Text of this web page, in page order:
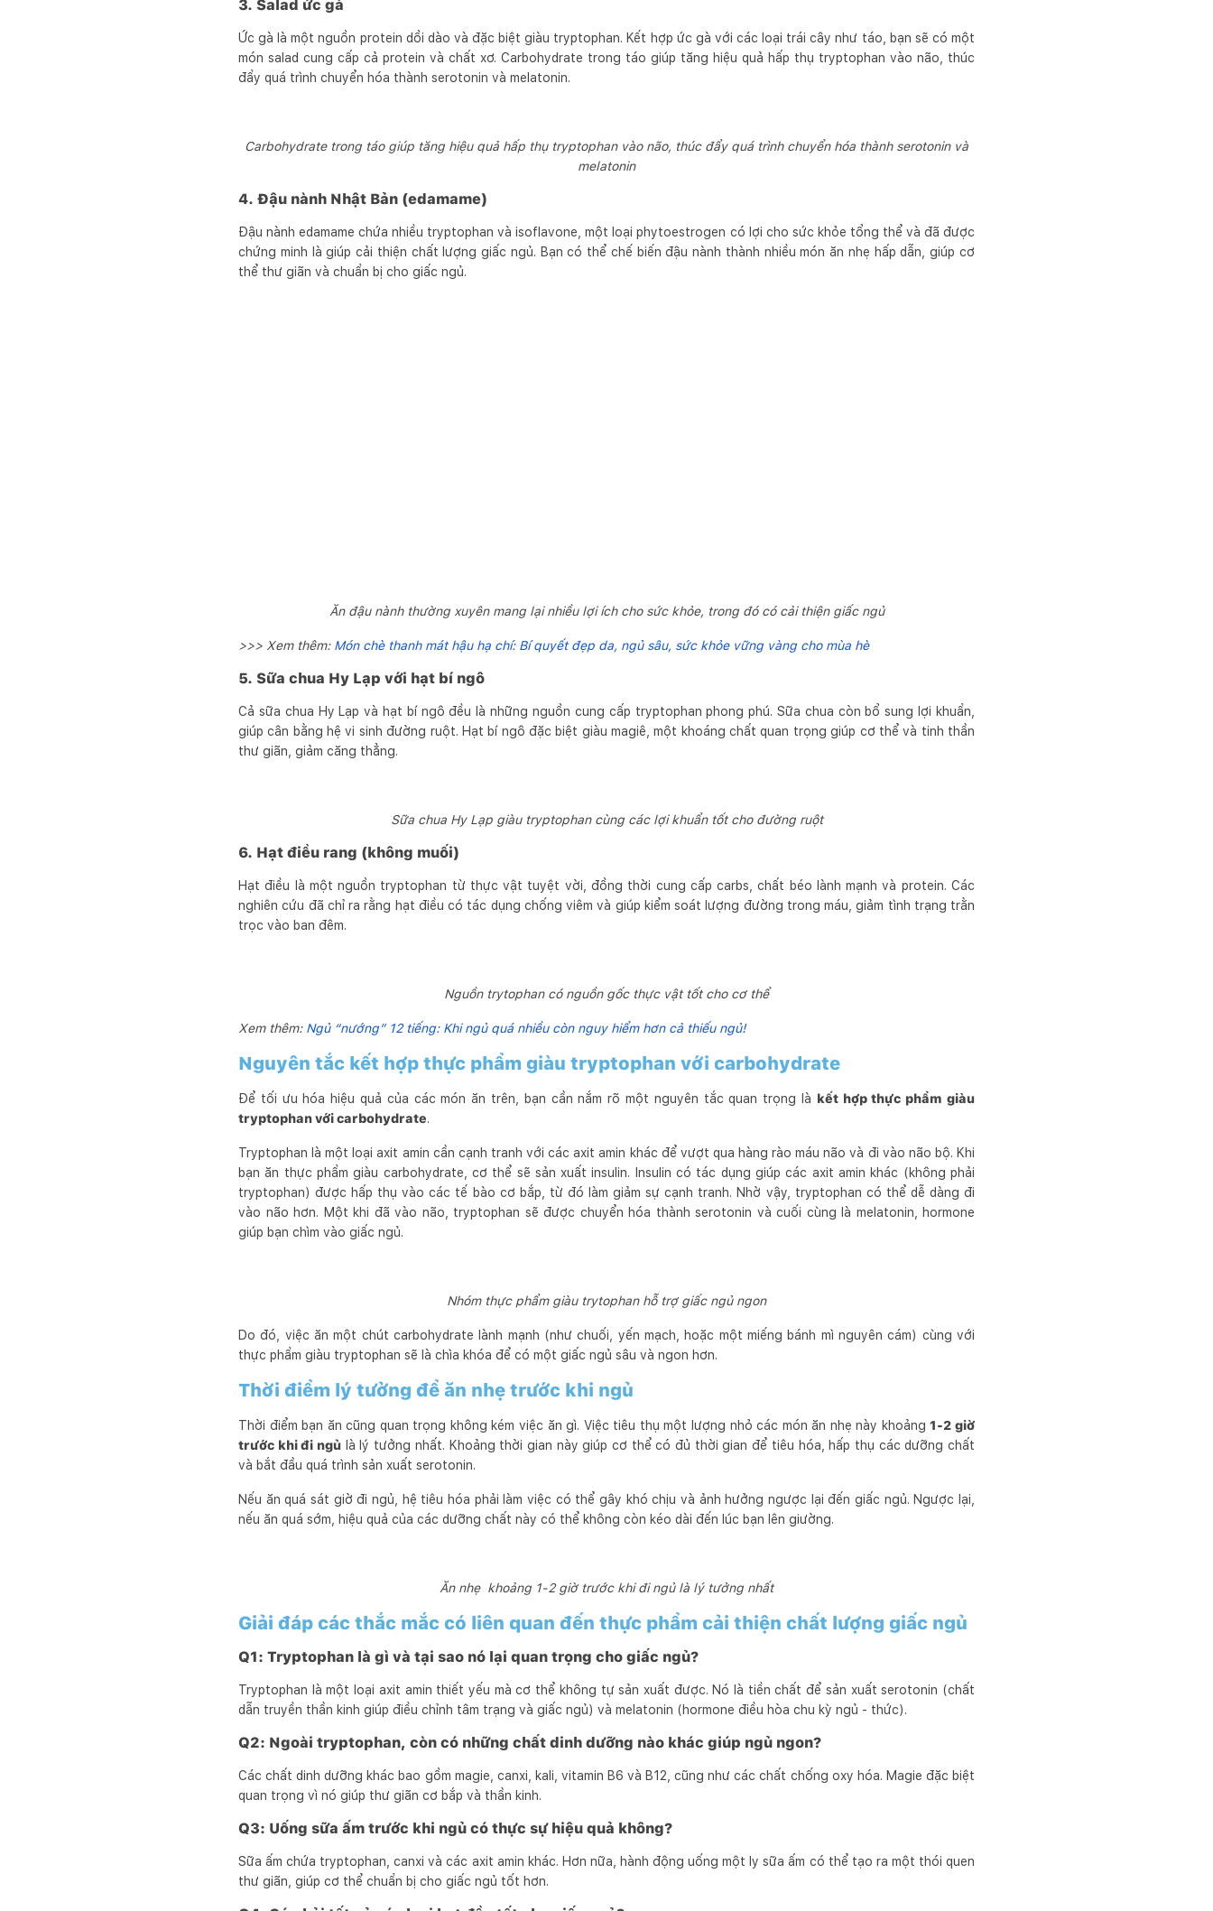
3. Salad ức gà
Ức gà là một nguồn protein dồi dào và đặc biệt giàu tryptophan. Kết hợp ức gà với các loại trái cây như táo, bạn sẽ có một
món salad cung cấp cả protein và chất xơ. Carbohydrate trong táo giúp tăng hiệu quả hấp thụ tryptophan vào não, thúc
đẩy quá trình chuyển hóa thành serotonin và melatonin.
Carbohydrate trong táo giúp tăng hiệu quả hấp thụ tryptophan vào não, thúc đẩy quá trình chuyển hóa thành serotonin và
melatonin
4. Đậu nành Nhật Bản (edamame)
Đậu nành edamame chứa nhiều tryptophan và isoflavone, một loại phytoestrogen có lợi cho sức khỏe tổng thể và đã được
chứng minh là giúp cải thiện chất lượng giấc ngủ. Bạn có thể chế biến đậu nành thành nhiều món ăn nhẹ hấp dẫn, giúp cơ
thể thư giãn và chuẩn bị cho giấc ngủ.
Ăn đậu nành thường xuyên mang lại nhiều lợi ích cho sức khỏe, trong đó có cải thiện giấc ngủ
>>> Xem thêm: Món chè thanh mát hậu hạ chí: Bí quyết đẹp da, ngủ sâu, sức khỏe vững vàng cho mùa hè
5. Sữa chua Hy Lạp với hạt bí ngô
Cả sữa chua Hy Lạp và hạt bí ngô đều là những nguồn cung cấp tryptophan phong phú. Sữa chua còn bổ sung lợi khuẩn,
giúp cân bằng hệ vi sinh đường ruột. Hạt bí ngô đặc biệt giàu magiê, một khoáng chất quan trọng giúp cơ thể và tinh thần
thư giãn, giảm căng thẳng.
Sữa chua Hy Lạp giàu tryptophan cùng các lợi khuẩn tốt cho đường ruột
6. Hạt điều rang (không muối)
Hạt điều là một nguồn tryptophan từ thực vật tuyệt vời, đồng thời cung cấp carbs, chất béo lành mạnh và protein. Các
nghiên cứu đã chỉ ra rằng hạt điều có tác dụng chống viêm và giúp kiểm soát lượng đường trong máu, giảm tình trạng trằn
trọc vào ban đêm.
Nguồn trytophan có nguồn gốc thực vật tốt cho cơ thể
Xem thêm: Ngủ “nướng” 12 tiếng: Khi ngủ quá nhiều còn nguy hiểm hơn cả thiếu ngủ!
Nguyên tắc kết hợp thực phẩm giàu tryptophan với carbohydrate
Để tối ưu hóa hiệu quả của các món ăn trên, bạn cần nắm rõ một nguyên tắc quan trọng là kết hợp thực phẩm giàu
tryptophan với carbohydrate.
Tryptophan là một loại axit amin cần cạnh tranh với các axit amin khác để vượt qua hàng rào máu não và đi vào não bộ. Khi
bạn ăn thực phẩm giàu carbohydrate, cơ thể sẽ sản xuất insulin. Insulin có tác dụng giúp các axit amin khác (không phải
tryptophan) được hấp thụ vào các tế bào cơ bắp, từ đó làm giảm sự cạnh tranh. Nhờ vậy, tryptophan có thể dễ dàng đi
vào não hơn. Một khi đã vào não, tryptophan sẽ được chuyển hóa thành serotonin và cuối cùng là melatonin, hormone
giúp bạn chìm vào giấc ngủ.
Nhóm thực phẩm giàu trytophan hỗ trợ giấc ngủ ngon
Do đó, việc ăn một chút carbohydrate lành mạnh (như chuối, yến mạch, hoặc một miếng bánh mì nguyên cám) cùng với
thực phẩm giàu tryptophan sẽ là chìa khóa để có một giấc ngủ sâu và ngon hơn.
Thời điểm lý tưởng để ăn nhẹ trước khi ngủ
Thời điểm bạn ăn cũng quan trọng không kém việc ăn gì. Việc tiêu thụ một lượng nhỏ các món ăn nhẹ này khoảng1-2 giờ
trước khi đi ngủ là lý tưởng nhất. Khoảng thời gian này giúp cơ thể có đủ thời gian để tiêu hóa, hấp thụ các dưỡng chất
và bắt đầu quá trình sản xuất serotonin.
Nếu ăn quá sát giờ đi ngủ, hệ tiêu hóa phải làm việc có thể gây khó chịu và ảnh hưởng ngược lại đến giấc ngủ. Ngược lại,
nếu ăn quá sớm, hiệu quả của các dưỡng chất này có thể không còn kéo dài đến lúc bạn lên giường.
Ăn nhẹ khoảng 1-2 giờ trước khi đi ngủ là lý tưởng nhất
Giải đáp các thắc mắc có liên quan đến thực phẩm cải thiện chất lượng giấc ngủ
Q1: Tryptophan là gì và tại sao nó lại quan trọng cho giấc ngủ?
Tryptophan là một loại axit amin thiết yếu mà cơ thể không tự sản xuất được. Nó là tiền chất để sản xuất serotonin (chất
dẫn truyền thần kinh giúp điều chỉnh tâm trạng và giấc ngủ) và melatonin (hormone điều hòa chu kỳ ngủ - thức).
Q2: Ngoài tryptophan, còn có những chất dinh dưỡng nào khác giúp ngủ ngon?
Các chất dinh dưỡng khác bao gồm magie, canxi, kali, vitamin B6 và B12, cũng như các chất chống oxy hóa. Magie đặc biệt
quan trọng vì nó giúp thư giãn cơ bắp và thần kinh.
Q3: Uống sữa ấm trước khi ngủ có thực sự hiệu quả không?
Sữa ấm chứa tryptophan, canxi và các axit amin khác. Hơn nữa, hành động uống một ly sữa ấm có thể tạo ra một thói quen
thư giãn, giúp cơ thể chuẩn bị cho giấc ngủ tốt hơn.